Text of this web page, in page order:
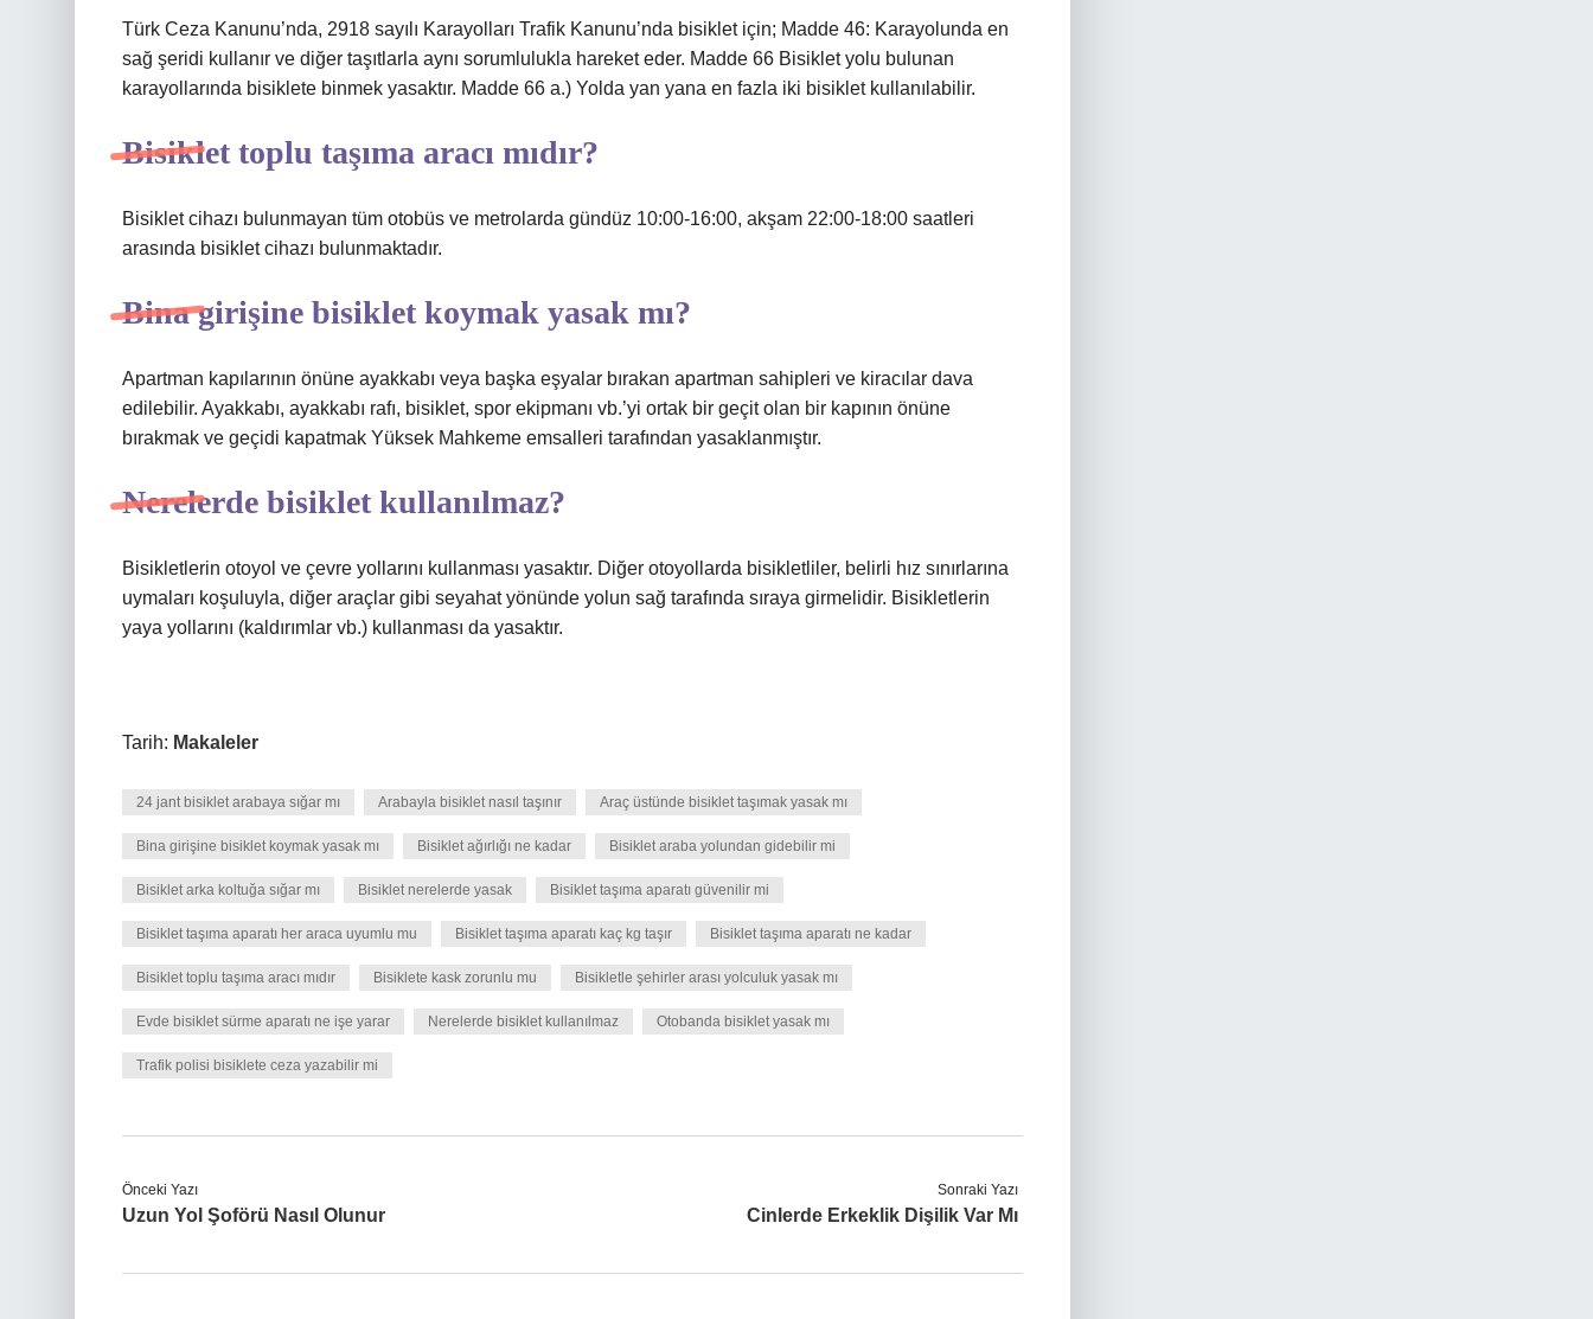
Türk Ceza Kanunu’nda, 2918 sayılı Karayolları Trafik Kanunu’nda bisiklet için; Madde 46: Karayolunda en
sağ şeridi kullanır ve diğer taşıtlarla aynı sorumlulukla hareket eder. Madde 66 Bisiklet yolu bulunan
karayollarında bisiklete binmek yasaktır. Madde 66 a.) Yolda yan yana en fazla iki bisiklet kullanılabilir.
Bisiklet toplu taşıma aracı mıdır?
Bisiklet cihazı bulunmayan tüm otobüs ve metrolarda gündüz 10:00-16:00, akşam 22:00-18:00 saatleri
arasında bisiklet cihazı bulunmaktadır.
Bina girişine bisiklet koymak yasak mı?
Apartman kapılarının önüne ayakkabı veya başka eşyalar bırakan apartman sahipleri ve kiracılar dava
edilebilir. Ayakkabı, ayakkabı rafı, bisiklet, spor ekipmanı vb.’yi ortak bir geçit olan bir kapının önüne
bırakmak ve geçidi kapatmak Yüksek Mahkeme emsalleri tarafından yasaklanmıştır.
Nerelerde bisiklet kullanılmaz?
Bisikletlerin otoyol ve çevre yollarını kullanması yasaktır. Diğer otoyollarda bisikletliler, belirli hız sınırlarına
uymaları koşuluyla, diğer araçlar gibi seyahat yönünde yolun sağ tarafında sıraya girmelidir. Bisikletlerin
yaya yollarını (kaldırımlar vb.) kullanması da yasaktır.
Tarih: Makaleler
24 jant bisiklet arabaya sığar mı Arabayla bisiklet nasıl taşınır Araç üstünde bisiklet taşımak yasak mı
Bina girişine bisiklet koymak yasak mı Bisiklet ağırlığı ne kadar Bisiklet araba yolundan gidebilir mi
Bisiklet arka koltuğa sığar mı Bisiklet nerelerde yasak Bisiklet taşıma aparatı güvenilir mi
Bisiklet taşıma aparatı her araca uyumlu mu Bisiklet taşıma aparatı kaç kg taşır Bisiklet taşıma aparatı ne kadar
Bisiklet toplu taşıma aracı mıdır Bisiklete kask zorunlu mu Bisikletle şehirler arası yolculuk yasak mı
Evde bisiklet sürme aparatı ne işe yarar Nerelerde bisiklet kullanılmaz Otobanda bisiklet yasak mı
Trafik polisi bisiklete ceza yazabilir mi
Önceki Yazı
Uzun Yol Şoförü Nasıl Olunur
Sonraki Yazı
Cinlerde Erkeklik Dişilik Var Mı